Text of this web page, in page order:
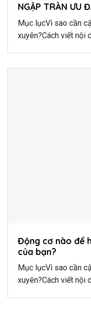
NGẬP TRÀN ƯU
Mục lụcVì sao cần
xuyên?Cách viết nội
Động cơ nào để
của bạn?
Mục lụcVì sao cần
xuyên?Cách viết nội